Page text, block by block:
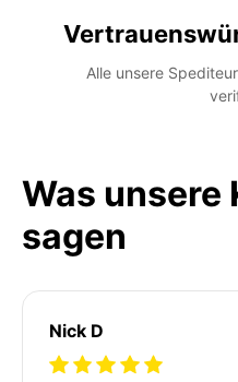
Alle unsere
Was unsere
sagen
Nick D